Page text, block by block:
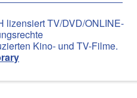
lizensiert TV/DVD/ONLINE-
Kino- und TV-Filme.